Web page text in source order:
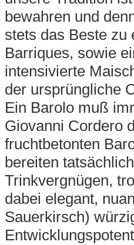
bewahren und
stets das Beste zu
Barriques, sowie
intensivierte
der ursprüngliche
Ein Barolo muß
Giovanni Cordero
fruchtbetonten
bereiten
Trinkvergnügen,
dabei elegant,
Sauerkirsch)